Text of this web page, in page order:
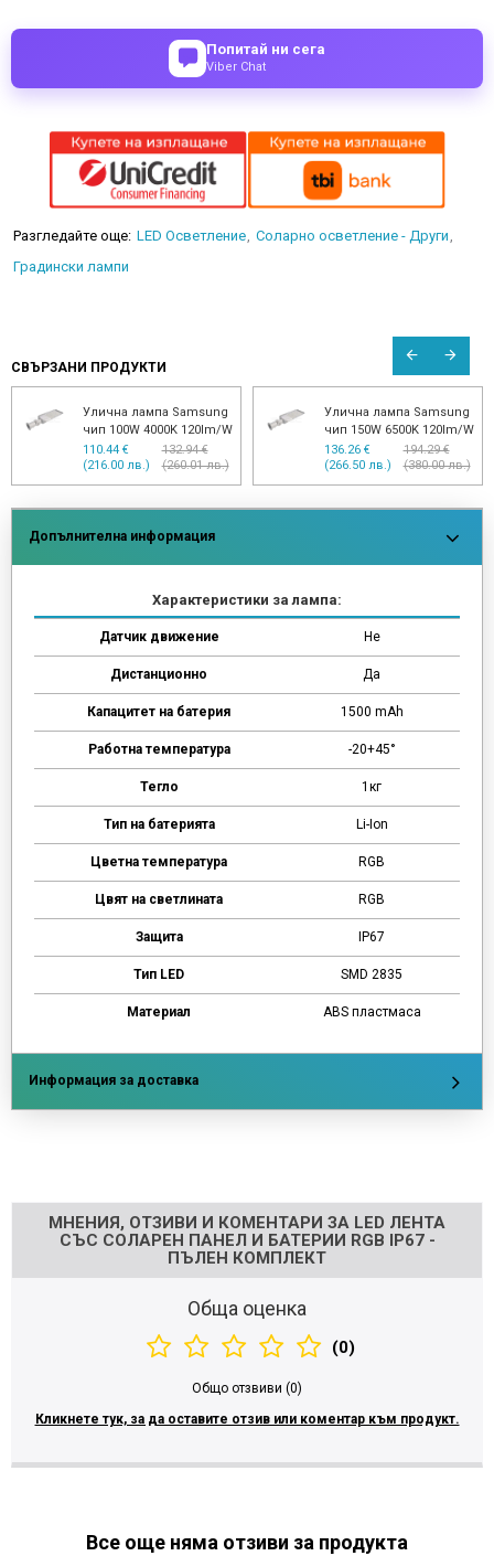
Попитай ни сега
Viber Chat
Разгледайте още: LED Осветление Соларно осветление - Други
Градински лампи
СВЪРЗАНИ ПРОДУКТИ
Улична лампа Samsung
чип 100W 4000K 120lm/W
110.44 €
(216.00 лв.)
132.94 €
(260.01 лв.)
Улична лампа Samsung
чип 150W 6500K 120lm/W
136.26 €
(266.50 лв.)
194.29 €
(380.00 лв.)
Допълнителна информация
Характеристики за лампа:
Датчик движение Не
Дистанционно Да
Капацитет на батерия 1500 mAh
Работна температура -20+45°
Тегло 1кг
Тип на батерията Li-Ion
Цветна температура RGB
Цвят на светлината RGB
Защита IP67
Тип LED SMD 2835
Материал ABS пластмаса
Информация за доставка
МНЕНИЯ, ОТЗИВИ И КОМЕНТАРИ ЗА LED ЛЕНТА
СЪС СОЛАРЕН ПАНЕЛ И БАТЕРИИ RGB IP67 -
ПЪЛЕН КОМПЛЕКТ
Обща оценка
(0)
Общо отзвиви (0)
Кликнете тук, за да оставите отзив или коментар към продукт.
Все още няма отзиви за продукта